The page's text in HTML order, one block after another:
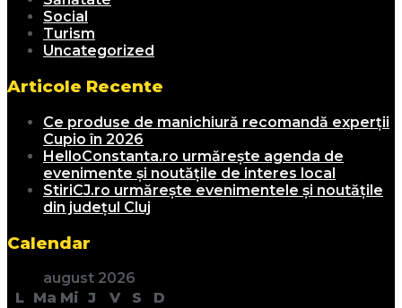
Social
Turism
Uncategorized
Articole Recente
Ce produse de manichiură recomandă experții
Cupio în 2026
HelloConstanta.ro urmărește agenda de
evenimente și noutățile de interes local
StiriCJ.ro urmărește evenimentele și noutățile
din județul Cluj
Calendar
august 2026
L Ma Mi J V S
D